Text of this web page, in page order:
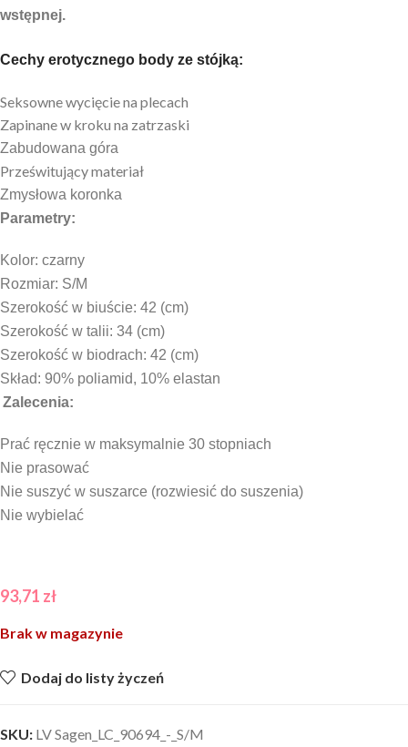
wstępnej.
Cechy erotycznego body ze stójką:
Seksowne wycięcie na plecach
Zapinane w kroku na zatrzaski
Zabudowana góra
Prześwitujący materiał
Zmysłowa koronka
Parametry:
Kolor: czarny
Rozmiar: S/M
Szerokość w biuście: 42 (cm)
Szerokość w talii: 34 (cm)
Szerokość w biodrach: 42 (cm)
Skład: 90% poliamid, 10% elastan
Zalecenia:
Prać ręcznie w maksymalnie 30 stopniach
Nie prasować
Nie suszyć w suszarce (rozwiesić do suszenia)
Nie wybielać
93,71 zł
Brak w magazynie
Dodaj do listy życzeń
SKU: LV Sagen_LC_90694_-_S/M